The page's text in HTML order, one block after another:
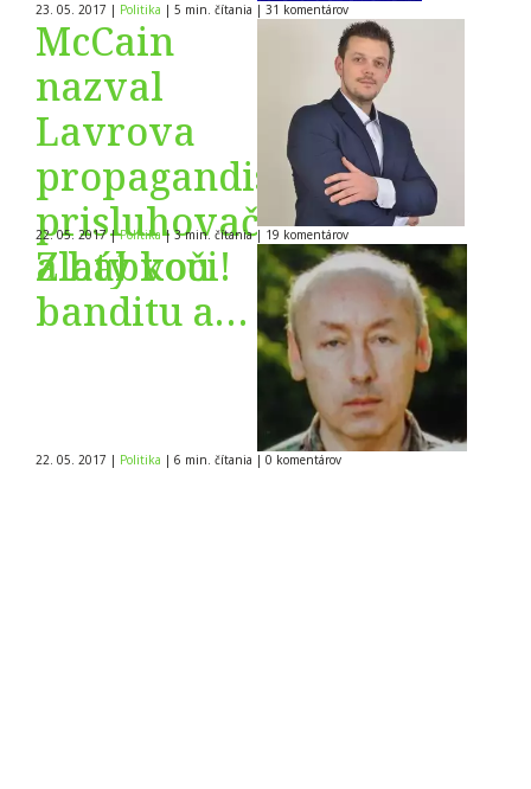
23. 05. 2017 | Politika | 5 min. čítania | 31 komentárov
McCain
nazval
Lavrova
propagandistom,
prisluhovačom
a bábkou
banditu a
Reakcie na
22. 05. 2017| Politika | 3 min. čítania| 19 komentárov
Zlatý voči!
22. 05. 2017 | Politika | 6 min. čítania | 0 komentárov